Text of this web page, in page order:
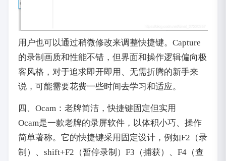
用户也可以通过稍微修改来调整快捷键。Capture
的录制画质和性能不错，但界面和操作逻辑偏向极
客风格，对于追求即开即用、无需折腾的新手来
说，可能需要花费一些时间去学习和适应。
四、Ocam：老牌简洁，快捷键固定但实用
Ocam是一款老牌的录屏软件，以体积小巧、操作
简单著称。它的快捷键采用固定设计，例如F2（录
制）、shift+F2（暂停录制）F3（捕获）、F4（查